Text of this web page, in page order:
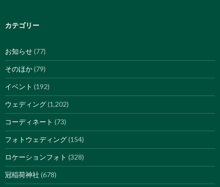
カテゴリー
お知らせ(77)
そのほか(79)
イベント (192)
ウェディング(1,202)
コーディネート (73)
フォトウェディング(154)
ロケーションフォト (328)
冠稲荷神社 (678)